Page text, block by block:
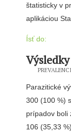
štatisticky v
aplikáciou
Ísť do:
Výsledky
Parazitické
300 (100 %)
prípadov boli
106 (35,33